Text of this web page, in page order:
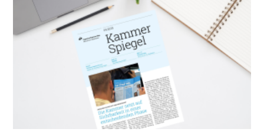
Qualifizierte Tragwerksplaner/-innen
Bauvorlageberechtigte
Sachkundige für Zustands- und
Funktionsprüfung privater
Abwasserleitungen
Vereinbarungen mit
Ingenieurkammern